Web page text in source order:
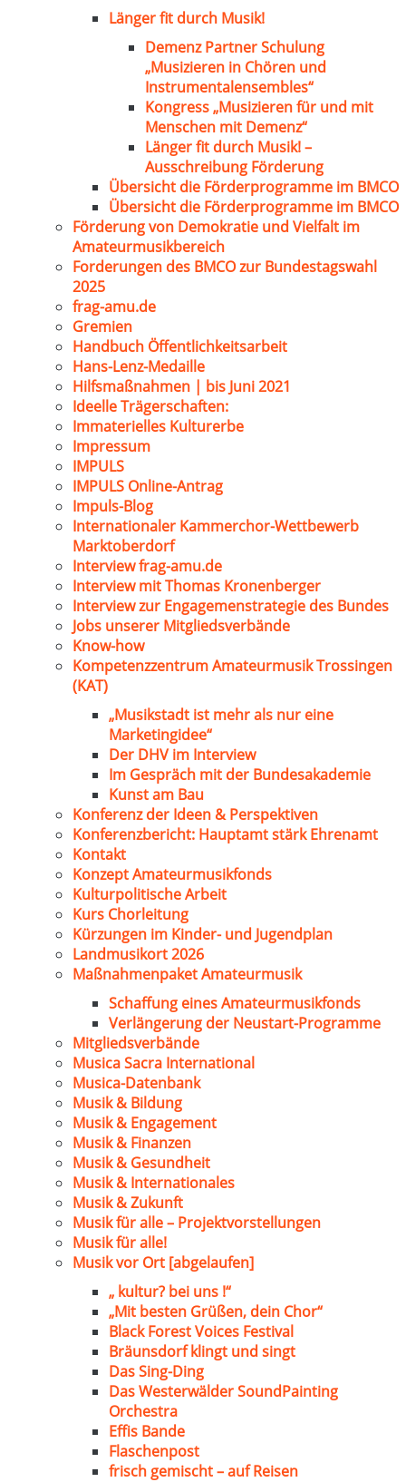
Länger fit durch Musik!
Demenz Partner Schulung
„Musizieren in Chören und
Instrumentalensembles“
Kongress „Musizieren für und mit
Menschen mit Demenz“
Länger fit durch Musik! –
Ausschreibung Förderung
Übersicht die Förderprogramme im BMCO
Übersicht die Förderprogramme im BMCO
Förderung von Demokratie und Vielfalt im
Amateurmusikbereich
Forderungen des BMCO zur Bundestagswahl
2025
frag-amu.de
Gremien
Handbuch Öffentlichkeitsarbeit
Hans-Lenz-Medaille
Hilfsmaßnahmen | bis Juni 2021
Ideelle Trägerschaften:
Immaterielles Kulturerbe
Impressum
IMPULS
IMPULS Online-Antrag
Impuls-Blog
Internationaler Kammerchor-Wettbewerb
Marktoberdorf
Interview frag-amu.de
Interview mit Thomas Kronenberger
Interview zur Engagemenstrategie des Bundes
Jobs unserer Mitgliedsverbände
Know-how
Kompetenzzentrum Amateurmusik Trossingen
(KAT)
„Musikstadt ist mehr als nur eine
Marketingidee“
Der DHV im Interview
Im Gespräch mit der Bundesakademie
Kunst am Bau
Konferenz der Ideen & Perspektiven
Konferenzbericht: Hauptamt stärk Ehrenamt
Kontakt
Konzept Amateurmusikfonds
Kulturpolitische Arbeit
Kurs Chorleitung
Kürzungen im Kinder- und Jugendplan
Landmusikort 2026
Maßnahmenpaket Amateurmusik
Schaffung eines Amateurmusikfonds
Verlängerung der Neustart-Programme
Mitgliedsverbände
Musica Sacra International
Musica-Datenbank
Musik & Bildung
Musik & Engagement
Musik & Finanzen
Musik & Gesundheit
Musik & Internationales
Musik & Zukunft
Musik für alle – Projektvorstellungen
Musik für alle!
Musik vor Ort [abgelaufen]
„ kultur? bei uns !“
„Mit besten Grüßen, dein Chor“
Black Forest Voices Festival
Bräunsdorf klingt und singt
Das Sing-Ding
Das Westerwälder SoundPainting
Orchestra
Effis Bande
Flaschenpost
frisch gemischt – auf Reisen